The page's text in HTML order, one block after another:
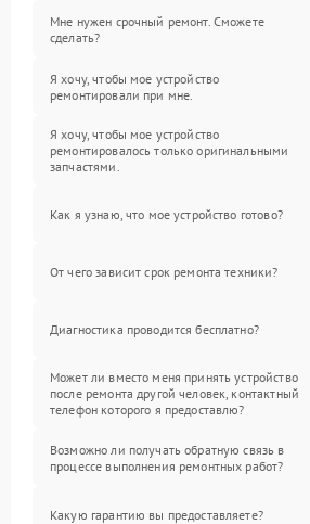
Мне нужен срочный ремонт. Сможете
сделать?
Я хочу, чтобы мое устройство
ремонтировали при мне.
Я хочу, чтобы мое устройство
ремонтировалось только оригинальными
запчастями.
Как я узнаю, что мое устройство готово?
От чего зависит срок ремонта техники?
Диагностика проводится бесплатно?
Может ли вместо меня принять устройство
после ремонта другой человек, контактный
телефон которого я предоставлю?
Возможно ли получать обратную связь в
процессе выполнения ремонтных работ?
Какую гарантию вы предоставляете?